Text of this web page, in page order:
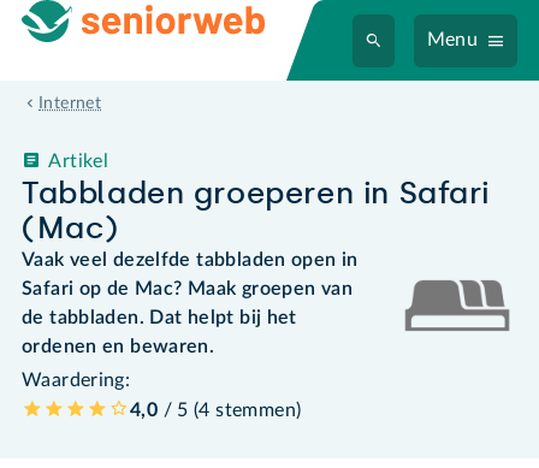
Menu
Internet
Tabbladen groeperen in Safari
(Mac)
Artikel
Vaak veel dezelfde tabbladen open in
Safari op de Mac? Maak groepen van
de tabbladen. Dat helpt bij het
ordenen en bewaren.
Waardering:
4,0 / 5 (4 stemmen)